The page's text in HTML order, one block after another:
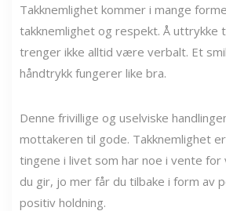
Takknemlighet kommer i mange
takknemlighet og respekt. Å uttrykke
trenger ikke alltid være verbalt. Et
håndtrykk fungerer like bra.
Denne frivillige og uselviske
mottakeren til gode. Takknemlighet
tingene i livet som har noe i vente for
du gir, jo mer får du tilbake i form av
positiv holdning.